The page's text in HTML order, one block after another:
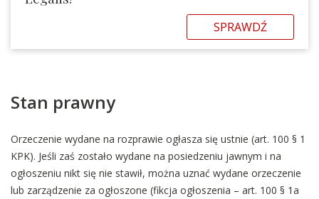
SPRAWDŹ
Stan prawny
Orzeczenie wydane na rozprawie ogłasza się ustnie (art. 100 § 1
KPK). Jeśli zaś zostało wydane na posiedzeniu jawnym i na
ogłoszeniu nikt się nie stawił, można uznać wydane orzeczenie
lub zarządzenie za ogłoszone (fikcja ogłoszenia – art. 100 § 1a